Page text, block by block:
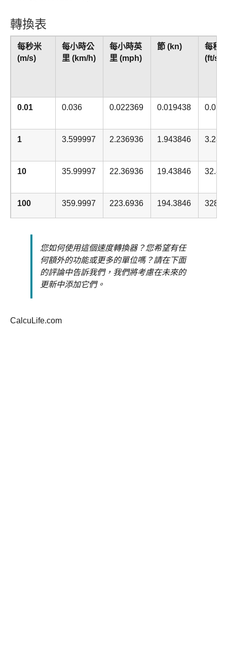
轉換表
每秒米
(m/s)
每小時公
里 (km/h)
每小時英
里 (mph)
節 (kn)
每秒
(ft/s)
0.01 0.036 0.022369 0.019438
1 3.599997 2.236936 1.943846
10 35.99997 22.36936 19.43846
100 359.9997 223.6936 194.3846
1000
35999.97 22369.36 19438.46
1000000
1E+09
您如何使用這個速度轉換器？您希望有任
何額外的功能或更多的單位嗎？請在下面
的評論中告訴我們，我們將考慮在未來的
更新中添加它們。
CalcuLife.com